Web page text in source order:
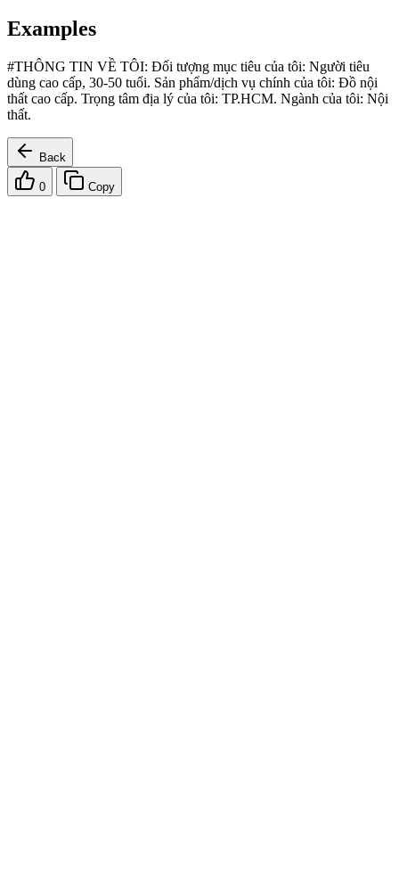
Examples
#THÔNG TIN VỀ TÔI: Đối tượng mục tiêu của tôi: Người tiêu
dùng cao cấp, 30-50 tuổi. Sản phẩm/dịch vụ chính của tôi: Đồ nội
thất cao cấp. Trọng tâm địa lý của tôi: TP.HCM. Ngành của tôi: Nội
thất.
Back
0 Copy